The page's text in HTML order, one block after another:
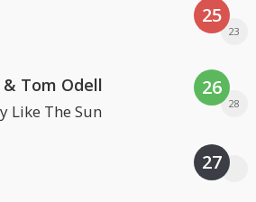
Tom Odell
Like The Sun
25
23
26
28
27